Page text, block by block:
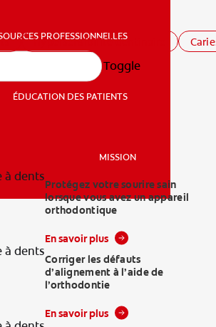
RESSOURCES PROFESSIONNELLES
PAYER VOTRE FACTURE
PROFESSIONNELLES
ÉDUCATION DES PATIENTS
MISSION
Toggle
Hypersensibilité dentinaire
Protégez votre sourire sain
lorsque vous avez un appareil
orthodontique
En savoir plus
Corriger les défauts
d’alignement à l’aide de
l’orthodontie
En savoir plus